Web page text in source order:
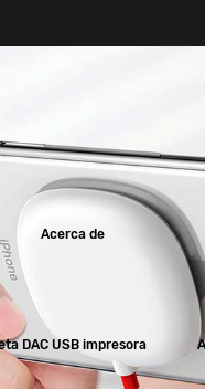
Acerca de
DAC USB impresora